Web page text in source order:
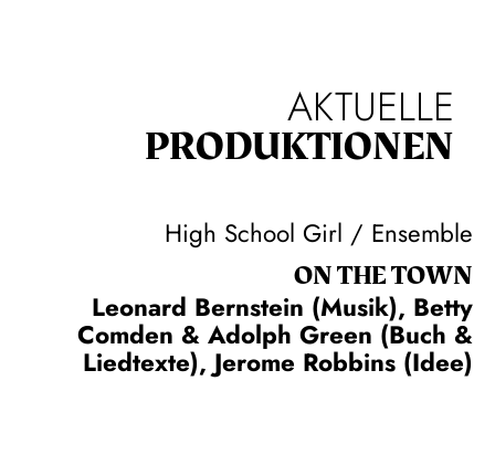
AKTUELLE
PRODUKTIONEN
High School Girl / Ensemble
ON THE TOWN
Leonard Bernstein (Musik), Betty
Comden & Adolph Green (Buch &
Liedtexte), Jerome Robbins (Idee)